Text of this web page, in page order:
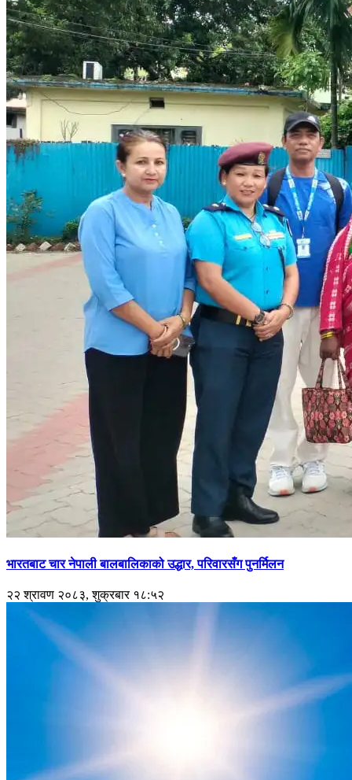
भारतबाट चार नेपाली बालबालिकाको उद्धार, परिवारसँग पुनर्मिलन
२२ श्रावण २०८३, शुक्रबार १८:५२